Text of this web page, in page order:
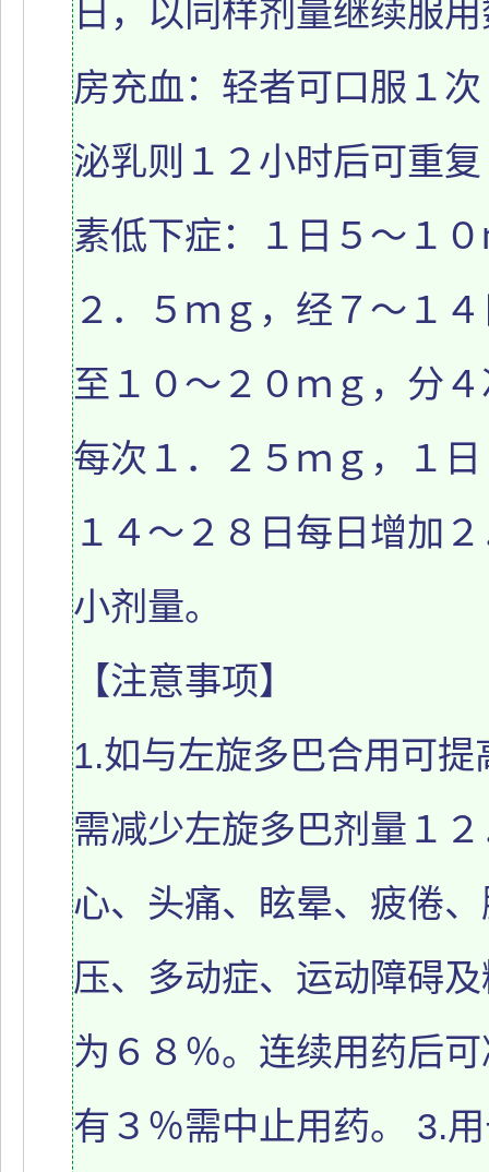
日，以同样剂量继续服
房充血：轻者可口服１
泌乳则１２小时后可重
素低下症：１日５～１
２．５ｍｇ，经７～１
至１０～２０ｍｇ，分
每次１．２５ｍｇ，１
１４～２８日每日增加
小剂量。
【注意事项】
1.如与左旋多巴合用可
需减少左旋多巴剂量１
心、头痛、眩晕、疲倦
压、多动症、运动障碍
为６８％。连续用药后
有３％需中止用药。 3.